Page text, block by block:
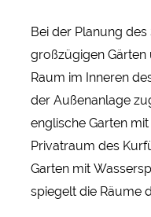
Bei der Planung
großzügigen
Raum im Inneren
der Außenanlage
englische Garten
Privatraum des
Garten mit
spiegelt die Räume